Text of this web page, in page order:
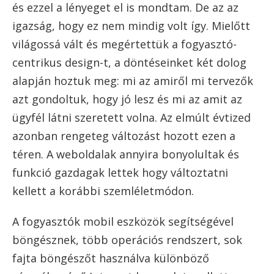
10 gyors UX Design tipp a
felhasználói élmény javításához
A legjobb UX blogok
és ezzel a lényeget el is mondtam. De az az
igazság, hogy ez nem mindig volt így. Mielőtt
világossá vált és megértettük a fogyasztó-
centrikus design-t, a döntéseinket két dolog
alapján hoztuk meg: mi az amiről mi tervezők
azt gondoltuk, hogy jó lesz és mi az amit az
ügyfél látni szeretett volna. Az elmúlt évtized
azonban rengeteg változást hozott ezen a
téren. A weboldalak annyira bonyolultak és
funkció gazdagak lettek hogy változtatni
kellett a korábbi szemléletmódon.
A fogyasztók mobil eszközök segítségével
böngésznek, több operációs rendszert, sok
fajta böngészőt használva különböző